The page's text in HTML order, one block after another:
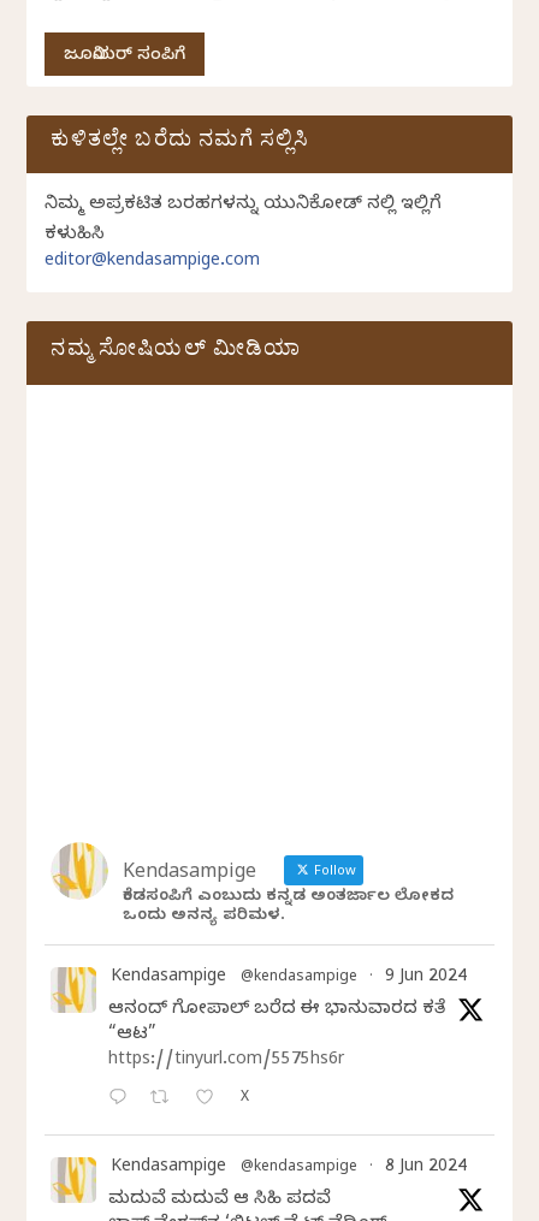
ಜೂನಿಯರ್ ಸಂಪಿಗೆ
ಕುಳಿತಲ್ಲೇ ಬರೆದು ನಮಗೆ ಸಲ್ಲಿಸಿ
ನಿಮ್ಮ ಅಪ್ರಕಟಿತ ಬರಹಗಳನ್ನು ಯುನಿಕೋಡ್ ನಲ್ಲಿ ಇಲ್ಲಿಗೆ
ಕಳುಹಿಸಿ
editor@kendasampige.com
ನಮ್ಮ ಸೋಷಿಯಲ್‌ ಮೀಡಿಯಾ
Kendasampige Follow
ಕೆಂಡಸಂಪಿಗೆ ಎಂಬುದು ಕನ್ನಡ ಅಂತರ್ಜಾಲ ಲೋಕದ
ಒಂದು ಅನನ್ಯ ಪರಿಮಳ.
Kendasampige @kendasampige · 9 Jun 2024
ಆನಂದ್‌ ಗೋಪಾಲ್‌ ಬರೆದ ಈ ಭಾನುವಾರದ ಕತೆ
“ಆಟ”
https://tinyurl.com/5575hs6r
X
Kendasampige @kendasampige · 8 Jun 2024
ಮದುವೆ ಮದುವೆ ಆ ಸಿಹಿ ಪದವೆ